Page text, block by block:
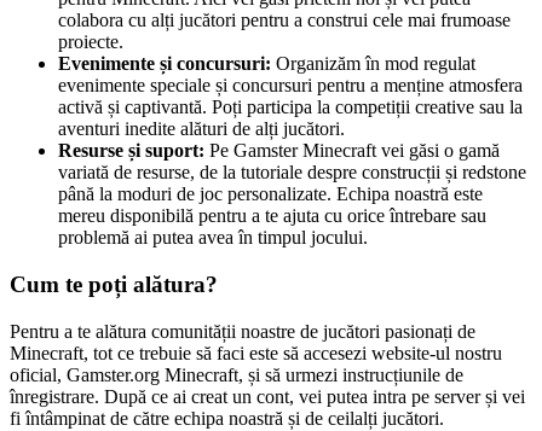
colabora cu alți jucători pentru a construi cele mai frumoase
proiecte.
Evenimente și concursuri: Organizăm în mod regulat
evenimente speciale și concursuri pentru a menține atmosfera
activă și captivantă. Poți participa la competiții creative sau la
aventuri inedite alături de alți jucători.
Resurse și suport: Pe Gamster Minecraft vei găsi o gamă
variată de resurse, de la tutoriale despre construcții și redstone
până la moduri de joc personalizate. Echipa noastră este
mereu disponibilă pentru a te ajuta cu orice întrebare sau
problemă ai putea avea în timpul jocului.
Cum te poți alătura?
Pentru a te alătura comunității noastre de jucători pasionați de
Minecraft, tot ce trebuie să faci este să accesezi website-ul nostru
oficial, Gamster.org Minecraft, și să urmezi instrucțiunile de
înregistrare. După ce ai creat un cont, vei putea intra pe server și vei
fi întâmpinat de către echipa noastră și de ceilalți jucători.